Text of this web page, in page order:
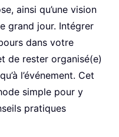
ainsi qu’une vision
grand jour. Intégrer
dans votre
de rester organisé(e)
l’événement. Cet
simple pour y
pratiques